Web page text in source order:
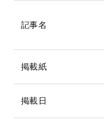
記事名
掲載紙
掲載日